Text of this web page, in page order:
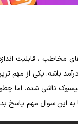
، قابلیت اندازه
باشه. یکی از مهم
به این سوال مهم پاسخ